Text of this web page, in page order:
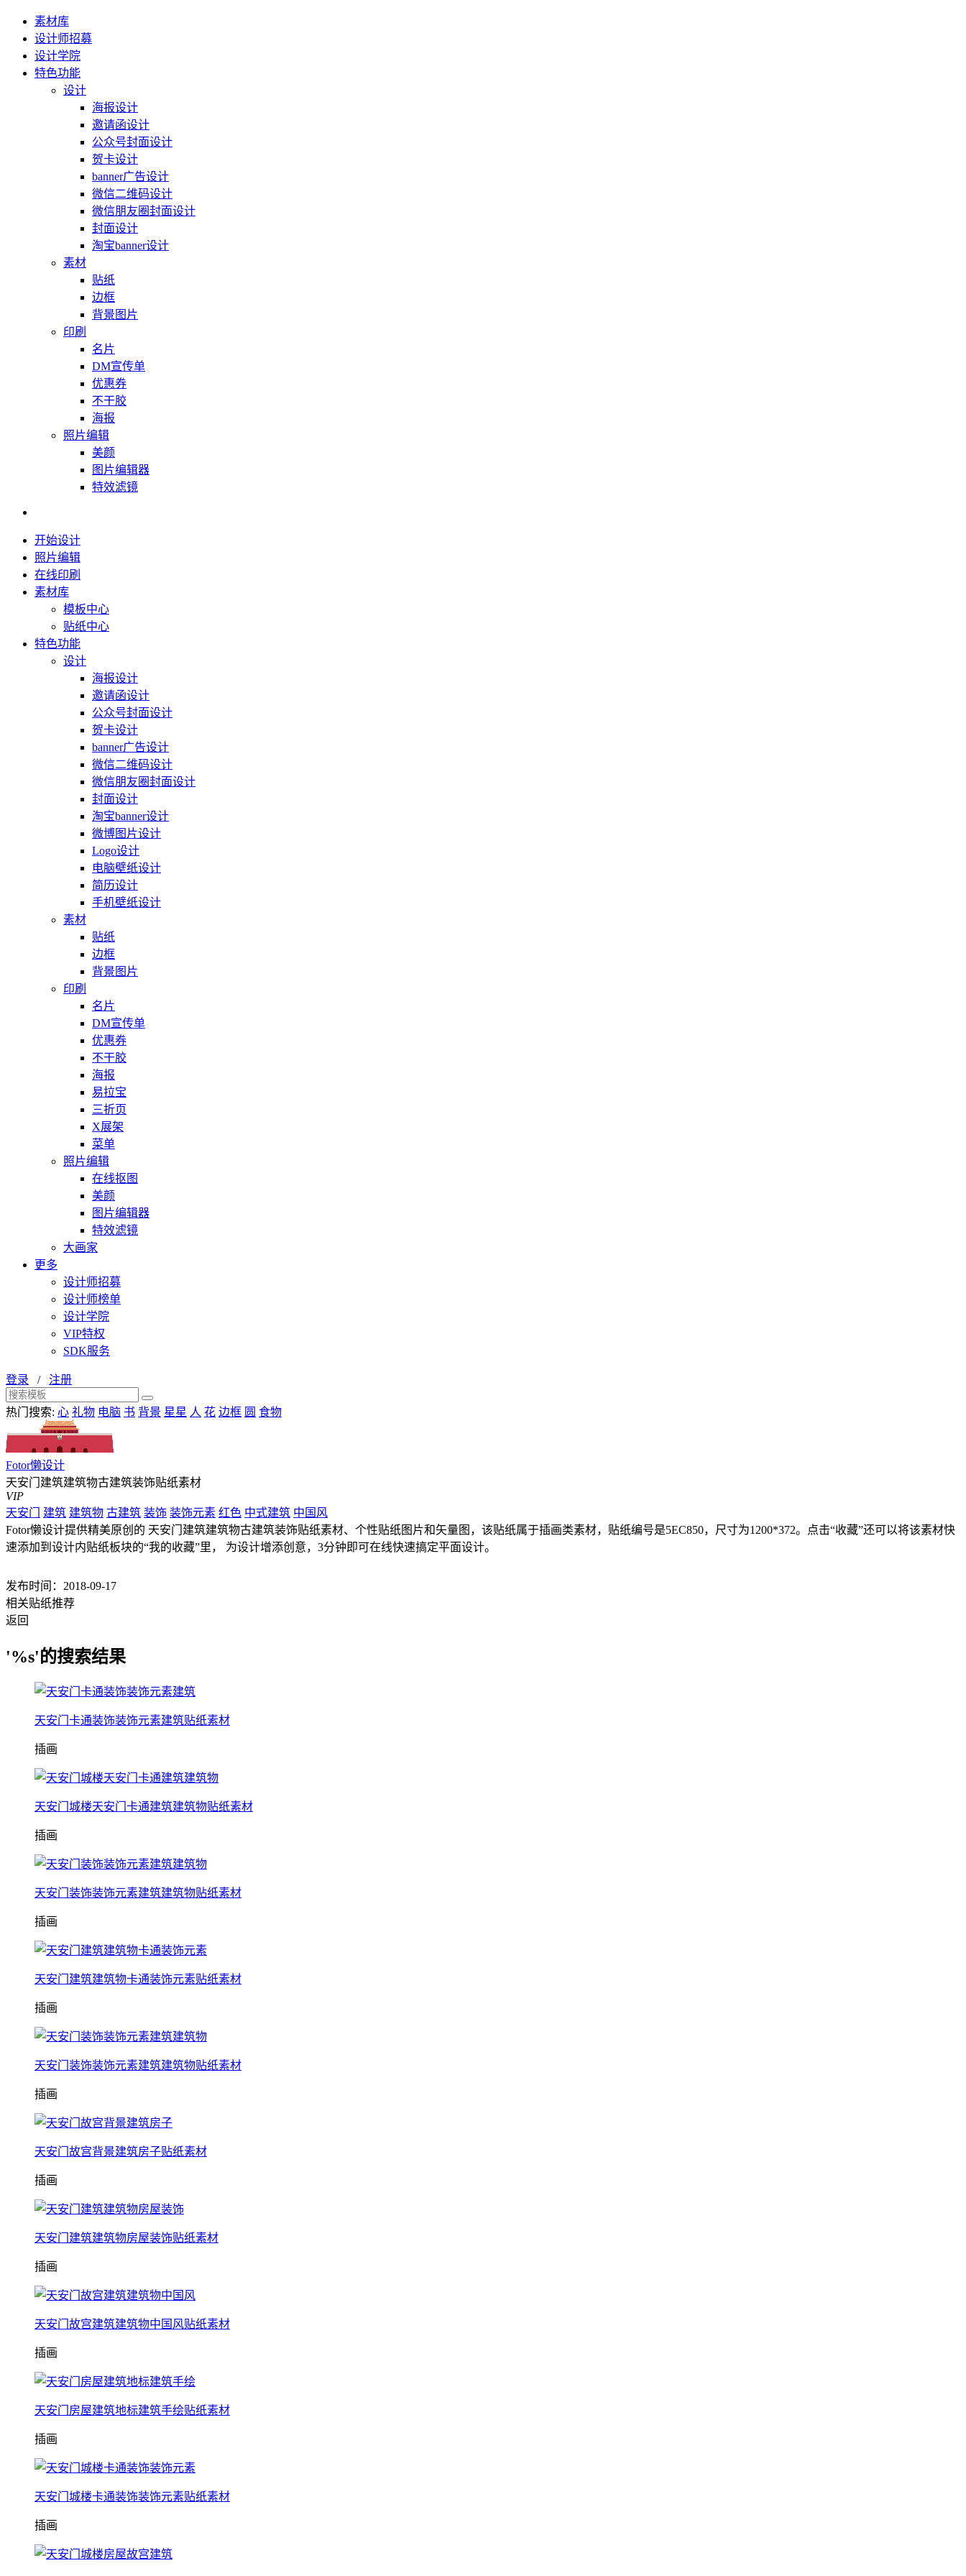
素材库
设计师招募
设计学院
特色功能
设计
海报设计
邀请函设计
公众号封面设计
贺卡设计
banner广告设计
微信二维码设计
微信朋友圈封面设计
封面设计
淘宝banner设计
素材
贴纸
边框
背景图片
印刷
名片
DM宣传单
优惠券
不干胶
海报
照片编辑
美颜
图片编辑器
特效滤镜
开始设计
照片编辑
在线印刷
素材库
模板中心
贴纸中心
特色功能
设计
海报设计
邀请函设计
公众号封面设计
贺卡设计
banner广告设计
微信二维码设计
微信朋友圈封面设计
封面设计
淘宝banner设计
微博图片设计
Logo设计
电脑壁纸设计
简历设计
手机壁纸设计
素材
贴纸
边框
背景图片
印刷
名片
DM宣传单
优惠券
不干胶
海报
易拉宝
三折页
X展架
菜单
照片编辑
在线抠图
美颜
图片编辑器
特效滤镜
大画家
更多
设计师招募
设计师榜单
设计学院
VIP特权
SDK服务
登录 / 注册
热门搜索: 心 礼物 电脑 书 背景 星星 人 花 边框 圆 食物
Fotor懒设计
天安门建筑建筑物古建筑装饰贴纸素材
VIP
天安门
建筑 建筑物 古建筑 装饰 装饰元素 红色 中式建筑 中国风
Fotor懒设计提供精美原创的 天安门建筑建筑物古建筑装饰贴纸素材、个性贴纸图片和矢量图，该贴纸属于插画类素材，贴纸编号是5EC850，尺寸为1200*372。点击“收藏”还可以将该素材快
速添加到设计内贴纸板块的“我的收藏”里， 为设计增添创意，3分钟即可在线快速搞定平面设计。
发布时间：2018-09-17
相关贴纸推荐
返回
'%s'的搜索结果
天安门卡通装饰装饰元素建筑贴纸素材
插画
天安门城楼天安门卡通建筑建筑物贴纸素材
插画
天安门装饰装饰元素建筑建筑物贴纸素材
插画
天安门建筑建筑物卡通装饰元素贴纸素材
插画
天安门装饰装饰元素建筑建筑物贴纸素材
插画
天安门故宫背景建筑房子贴纸素材
插画
天安门建筑建筑物房屋装饰贴纸素材
插画
天安门故宫建筑建筑物中国风贴纸素材
插画
天安门房屋建筑地标建筑手绘贴纸素材
插画
天安门城楼卡通装饰装饰元素贴纸素材
插画